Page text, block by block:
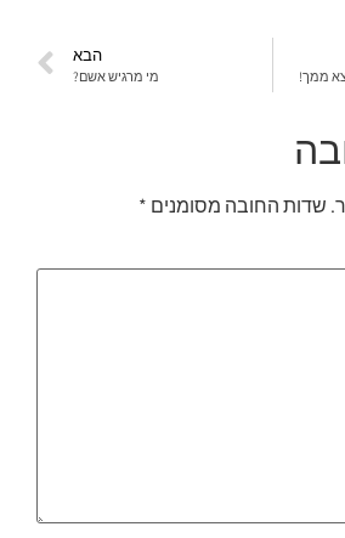
ממך!
הבא
מי מרגיש אשם?
שדות החובה מסומנים *